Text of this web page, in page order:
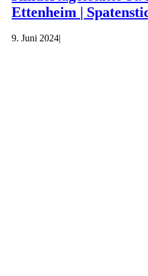
Ettenheim |
9. Juni 2024|